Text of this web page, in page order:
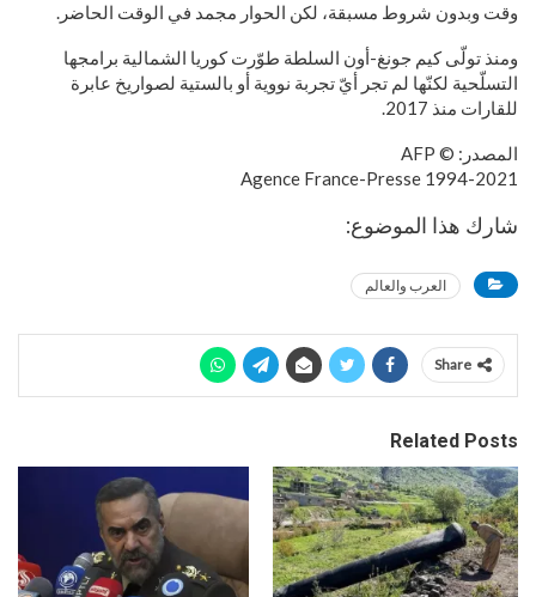
وقت وبدون شروط مسبقة، لكن الحوار مجمد في الوقت الحاضر.
ومنذ تولّى كيم جونغ-أون السلطة طوّرت كوريا الشمالية برامجها
التسلّحية لكنّها لم تجر أيّ تجربة نووية أو بالستية لصواريخ عابرة
للقارات منذ 2017.
المصدر: © AFP
1994-2021 Agence France-Presse
شارك هذا الموضوع:
العرب والعالم
Share
Related Posts